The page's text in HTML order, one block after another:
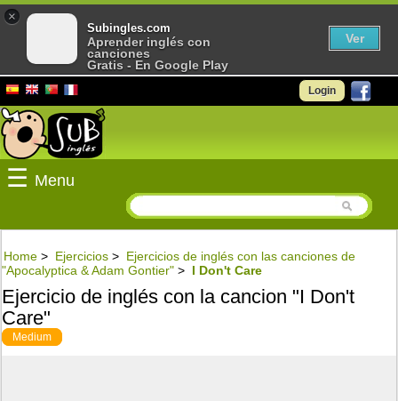
Login
☰ Menu
Home > Ejercicios > Ejercicios de inglés con las canciones de
"Apocalyptica & Adam Gontier" > I Don't Care
Ejercicio de inglés con la cancion "I Don't
Care"
Medium
×
Subingles.com
Aprender inglés con
canciones
Gratis - En Google Play
Ver